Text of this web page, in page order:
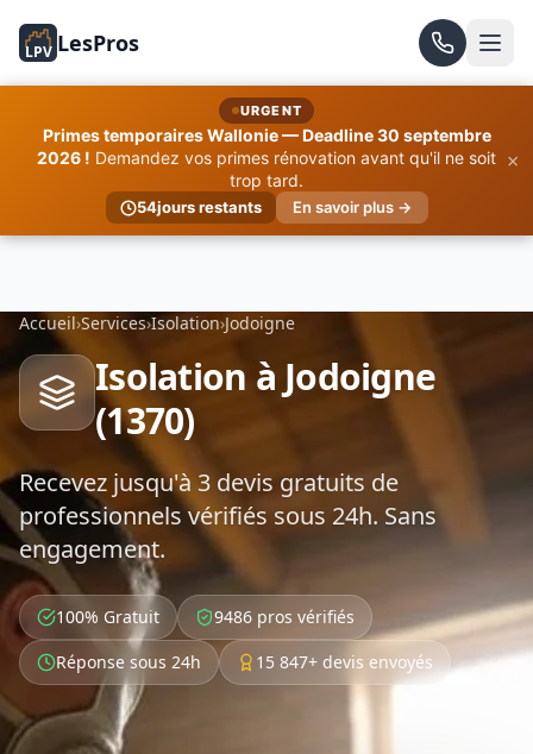
LPV LesPros
URGENT
Primes temporaires Wallonie — Deadline 30 septembre
2026 ! Demandez vos primes rénovation avant qu'il ne soit
trop tard.
54jours restants En savoir plus →
×
Accueil›Services›Isolation›Jodoigne
Isolation à Jodoigne
(1370)
Recevez jusqu'à 3 devis gratuits de
professionnels vérifiés sous 24h. Sans
engagement.
100% Gratuit
9486 pros vérifiés
Réponse sous 24h
15 847+ devis envoyés